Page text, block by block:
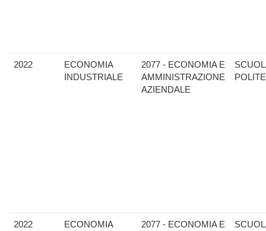
2022
ECONOMIA
INDUSTRIALE
2077 - ECONOMIA E
AMMINISTRAZIONE
AZIENDALE
2022
ECONOMIA
2077 - ECONOMIA E